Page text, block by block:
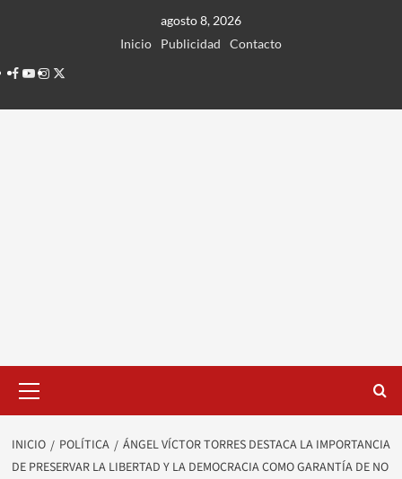
agosto 8, 2026
Inicio
Publicidad
Contacto
Facebook
Youtube
Instagram
Twitter
principal
INICIO POLÍTICA
ÁNGEL VÍCTOR TORRES DESTACA LA IMPORTANCIA
DE PRESERVAR LA LIBERTAD Y LA DEMOCRACIA COMO GARANTÍA DE NO